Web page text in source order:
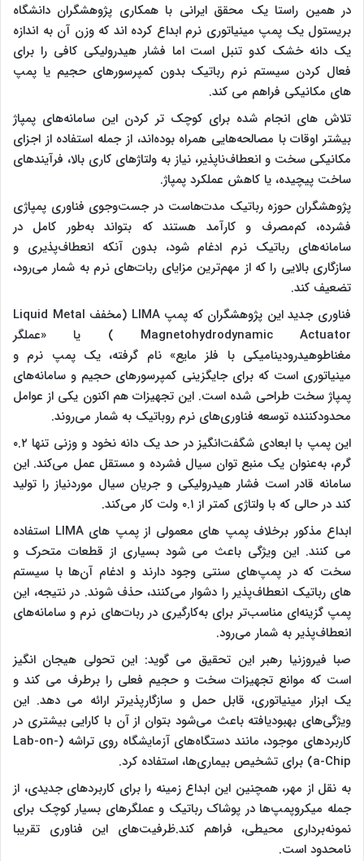
در همین راستا یک محقق ایرانی با همکاری پژوهشگران دانشگاه
بریستول یک پمپ مینیاتوری نرم ابداع کرده اند که وزن آن به اندازه
یک دانه خشک کدو تنبل است اما فشار هیدرولیکی کافی را برای
فعال کردن سیستم نرم رباتیک بدون کمپرسورهای حجیم یا پمپ
های مکانیکی فراهم می کند.
تلاش های انجام شده برای کوچک تر کردن این سامانه‌های پمپاژ
بیشتر اوقات با مصالحه‌هایی همراه بوده‌اند، از جمله استفاده از اجزای
مکانیکی سخت و انعطاف‌ناپذیر، نیاز به ولتاژهای کاری بالا، فرآیندهای
ساخت پیچیده، یا کاهش عملکرد پمپاژ.
پژوهشگران حوزه رباتیک مدت‌هاست در جست‌وجوی فناوری پمپاژی
فشرده، کم‌مصرف و کارآمد هستند که بتواند به‌طور کامل در
سامانه‌های رباتیک نرم ادغام شود، بدون آنکه انعطاف‌پذیری و
سازگاری بالایی را که از مهم‌ترین مزایای ربات‌های نرم به شمار می‌رود،
تضعیف کند.
فناوری جدید این پژوهشگران که پمپ LIMA (مخفف Liquid Metal
Magnetohydrodynamic Actuator ) یا «عملگر
مغناطوهیدرودینامیکی با فلز مایع» نام گرفته، یک پمپ نرم و
مینیاتوری است که برای جایگزینی کمپرسورهای حجیم و سامانه‌های
پمپاژ سخت طراحی شده است. این تجهیزات هم اکنون یکی از عوامل
محدودکننده توسعه فناوری‌های نرم روباتیک به شمار می‌روند.
این پمپ با ابعادی شگفت‌انگیز در حد یک دانه نخود و وزنی تنها ۰.۲
گرم، به‌عنوان یک منبع توان سیال فشرده و مستقل عمل می‌کند. این
سامانه قادر است فشار هیدرولیکی و جریان سیال موردنیاز را تولید
کند در حالی که با ولتاژی کمتر از ۰.۱ ولت کار می‌کند.
ابداع مذکور برخلاف پمپ های معمولی از پمپ های LIMA استفاده
می کنند. این ویژگی باعث می شود بسیاری از قطعات متحرک و
سخت که در پمپ‌های سنتی وجود دارند و ادغام آن‌ها با سیستم
های رباتیک انعطاف‌پذیر را دشوار می‌کنند، حذف شوند. در نتیجه، این
پمپ گزینه‌ای مناسب‌تر برای به‌کارگیری در ربات‌های نرم و سامانه‌های
انعطاف‌پذیر به شمار می‌رود.
صبا فیروزنیا رهبر این تحقیق می گوید: این تحولی هیجان انگیز
است که موانع تجهیزات سخت و حجیم فعلی را برطرف می کند و
یک ابزار مینیاتوری، قابل حمل و سازگارپذیرتر ارائه می دهد. این
ویژگی‌های بهبودیافته باعث می‌شود بتوان از آن با کارایی بیشتری در
کاربردهای موجود، مانند دستگاه‌های آزمایشگاه روی تراشه (Lab-on-
a-Chip) برای تشخیص بیماری‌ها، استفاده کرد.
به نقل از مهر، همچنین این ابداع زمینه را برای کاربردهای جدیدی، از
جمله میکروپمپ‌ها در پوشاک رباتیک و عملگرهای بسیار کوچک برای
نمونه‌برداری محیطی، فراهم کند.ظرفیت‌های این فناوری تقریبا
نامحدود است.